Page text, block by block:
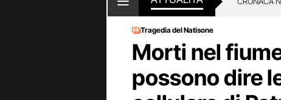
Tragedia del Natisone
Morti nel
possono dire